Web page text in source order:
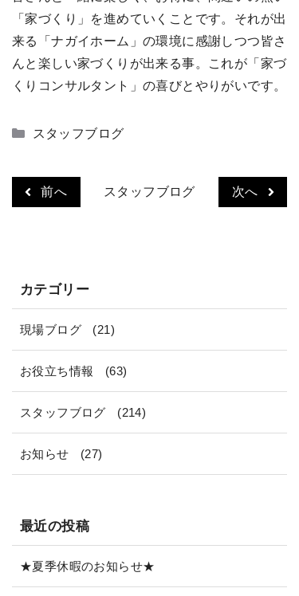
「家づくり」を進めていくことです。それが出
来る「ナガイホーム」の環境に感謝しつつ皆さ
んと楽しい家づくりが出来る事。これが「家づ
くりコンサルタント」の喜びとやりがいです。
カ
リ
ー
スタッフブログ
前へ スタッフブログ 次へ
カテゴリー
現場ブログ (21)
お役立ち情報 (63)
スタッフブログ (214)
お知らせ (27)
最近の投稿
★夏季休暇のお知らせ★